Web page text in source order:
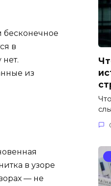
бесконечное
в
из
в узоре
— не